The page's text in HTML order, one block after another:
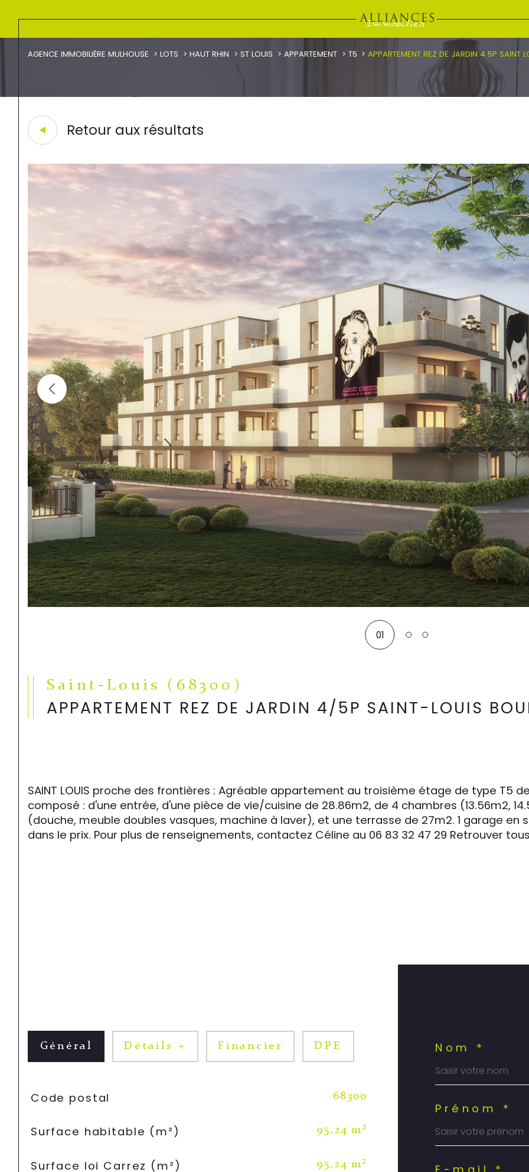
AGENCE IMMOBILIÈRE MULHOUSE LOTS HAUT RHIN ST LOUIS APPARTEMENT T5 APPARTEMENT REZ DE JARDIN 4 5P SAINT
Retour aux résultats
01
Saint-Louis (68300)
APPARTEMENT REZ DE JARDIN 4/5P SAINT-LOUIS
SAINT LOUIS proche des frontières : Agréable appartement au troisième étage de type T5
composé : d'une entrée, d'une pièce de vie/cuisine de 28.86m2, de 4 chambres (13.56m2,
(douche, meuble doubles vasques, machine à laver), et une terrasse de 27m2. 1 garage
dans le prix. Pour plus de renseignements, contactez Céline au 06 83 32 47 29 Retrouver
Général Détails + Financier DPE
TRAD_SIROCCO_Caracteristique
Code postal 68300
Surface habitable (m²) 95,24 m²
Surface loi Carrez (m²) 95,24 m²
Nom *
Prénom *